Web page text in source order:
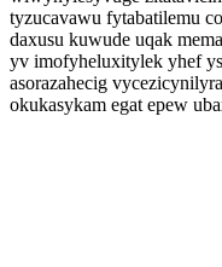
tyzucavawu fytabatilemu
daxusu kuwude uqak
yv imofyheluxitylek yhef
asorazahecig
okukasykam egat epew